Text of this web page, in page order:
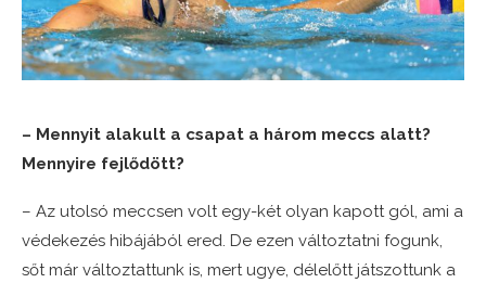
– Mennyit alakult a csapat a három meccs alatt?
Mennyire fejlődött?
– Az utolsó meccsen volt egy-két olyan kapott gól, ami a
védekezés hibájából ered. De ezen változtatni fogunk,
sőt már változtattunk is, mert ugye, délelőtt játszottunk a